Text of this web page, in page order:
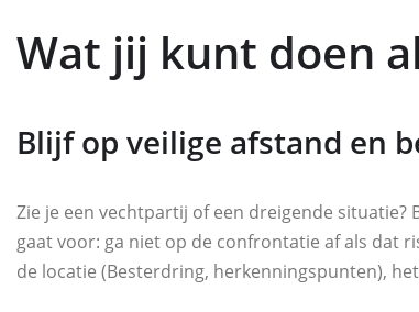
Wat jij kunt doen
Blijf op veilige afstand en
Zie je een vechtpartij of een dreigende situatie?
gaat voor: ga niet op de confrontatie af als dat
de locatie (Besterdring, herkenningspunten),